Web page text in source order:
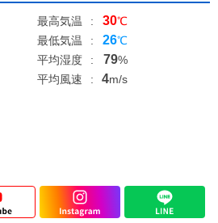
最高気温 : 30℃
最低気温
: 26℃
平均湿度
: 79%
平均風速
: 4m/s